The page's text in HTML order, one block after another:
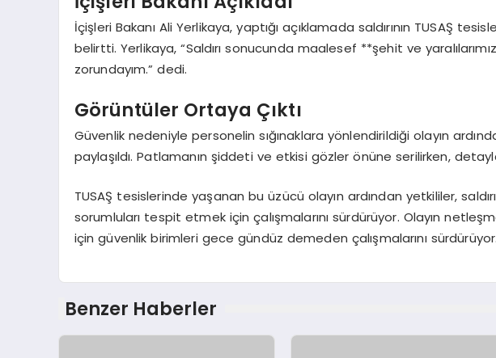
İçişleri Bakanı Ali Yerlikaya, yaptığı açıklamada saldırının TUSAŞ
belirtti. Yerlikaya, “Saldırı sonucunda maalesef **şehit ve
zorundayım.” dedi.
Görüntüler Ortaya Çıktı
Güvenlik nedeniyle personelin sığınaklara yönlendirildiği olayın
paylaşıldı. Patlamanın şiddeti ve etkisi gözler önüne serilirken,
TUSAŞ tesislerinde yaşanan bu üzücü olayın ardından yetkililer,
sorumluları tespit etmek için çalışmalarını sürdürüyor. Olayın
için güvenlik birimleri gece gündüz demeden çalışmalarını sürdürüyor.
Benzer Haberler